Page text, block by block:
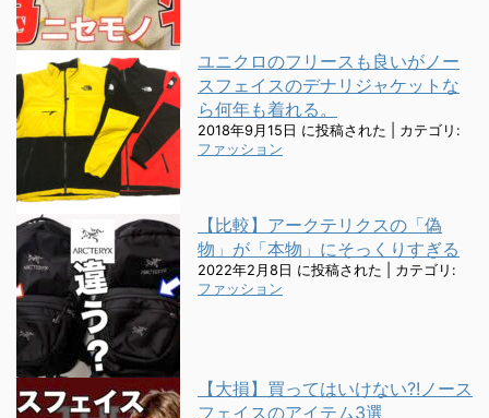
ユニクロのフリースも良いがノー
スフェイスのデナリジャケットな
ら何年も着れる。
2018年9月15日 に投稿された
カテゴリ:
ファッション
【比較】アークテリクスの「偽
物」が「本物」にそっくりすぎる
2022年2月8日 に投稿された
カテゴリ:
ファッション
【大損】買ってはいけない?!ノース
フェイスのアイテム3選